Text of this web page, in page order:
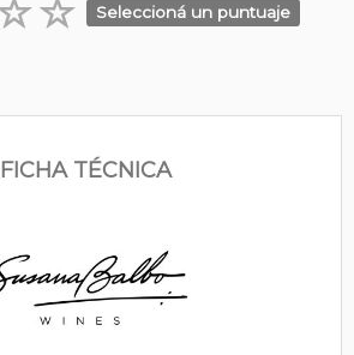
Seleccioná un puntuaje
FICHA TÉCNICA